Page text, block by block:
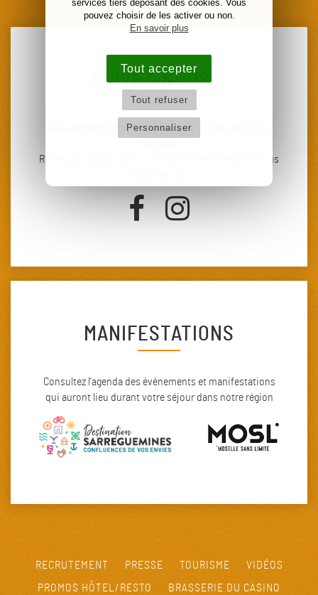
services tiers déposant des cookies. Vous
pouvez choisir de les activer ou non.
En savoir plus
Tout accepter
Tout refuser
Personnaliser
SUIVEZ-NOUS...
Nos évènements sont annoncés sur nos réseaux
Restez au courant de nos offres et événements en nous
MANIFESTATIONS
Consultez l'agenda des événements et manifestations
qui auront lieu durant votre séjour dans notre région
RECRUTEMENT PRESSE TOURISME
VIDÉOS
PROMOS HÔTEL/RESTO
BRASSERIE DU CASINO